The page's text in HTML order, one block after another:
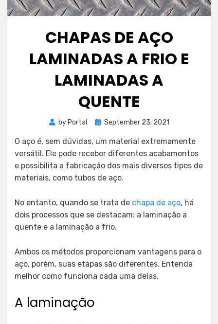
CHAPAS DE AÇO
LAMINADAS A FRIO E
LAMINADAS A
QUENTE
by Portal
Posted
September 23, 2021
O aço é, sem dúvidas, um material extremamente
versátil. Ele pode receber diferentes acabamentos
e possibilita a fabricação dos mais diversos tipos de
materiais, como tubos de aço.
No entanto, quando se trata de chapa de aço, há
dois processos que se destacam: a laminação a
quente e a laminação a frio.
Ambos os métodos proporcionam vantagens para o
aço, porém, suas etapas são diferentes. Entenda
melhor como funciona cada uma delas.
A laminação